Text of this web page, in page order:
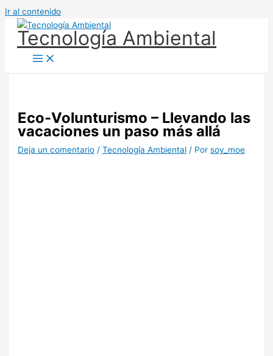
Ir al contenido
Tecnología Ambiental
Eco-Volunturismo – Llevando las
vacaciones un paso más allá
Deja un comentario /Tecnología Ambiental / Porsoy_moe